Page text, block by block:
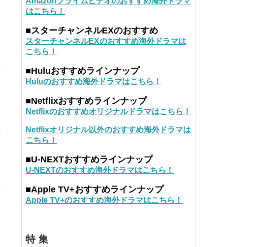
はこちら！
■スターチャンネルEXのおすすめ
スターチャンネルEXのおすすめ海外ドラマは
こちら！
■Huluおすすめラインナップ
Huluのおすすめ海外ドラマはこちら！
■Netflixおすすめラインナップ
Netflixのおすすめオリジナルドラマはこちら！
Netflixオリジナル以外のおすすめ海外ドラマは
こちら！
■U-NEXTおすすめラインナップ
U-NEXTのおすすめ海外ドラマはこちら！
■Apple TV+おすすめラインナップ
Apple TV+のおすすめ海外ドラマはこちら！
特 集